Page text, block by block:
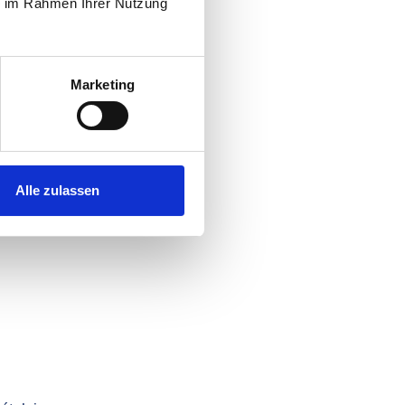
Marketing
Alle zulassen
hidatvagy protézist
gyökeréhez:
így az arc